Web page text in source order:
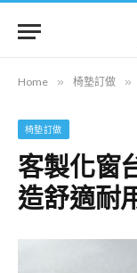
Home » 椅墊訂做 »
椅墊訂做
客製化窗
造舒適耐